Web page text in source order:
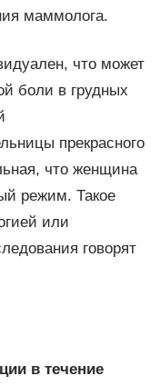
маммолога.
что может
боли в грудных
прекрасного
что женщина
режим. Такое
или
говорят
в течение